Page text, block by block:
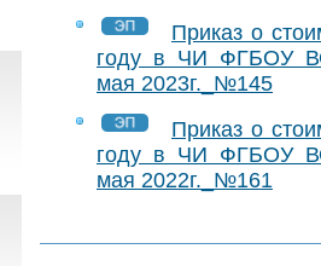
Приказ о
году в ЧИ ФГБОУ
мая 2023г._№145
Приказ о
году в ЧИ ФГБОУ
мая 2022г._№161